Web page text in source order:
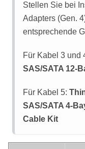
Stellen Sie bei
Adapters (Gen.
entsprechende
Für Kabel 3 und
SAS/SATA 12-
Für Kabel 5:
SAS/SATA 4-
Cable Kit